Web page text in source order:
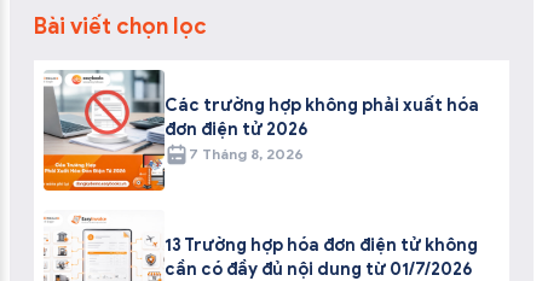
Bài viết chọn lọc
Các trường hợp không phải xuất hóa
đơn điện tử 2026
7 Tháng 8, 2026
13 Trường hợp hóa đơn điện tử không
cần có đầy đủ nội dung từ 01/7/2026